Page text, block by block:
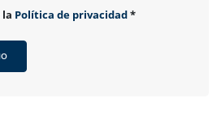
la Política de privacidad*